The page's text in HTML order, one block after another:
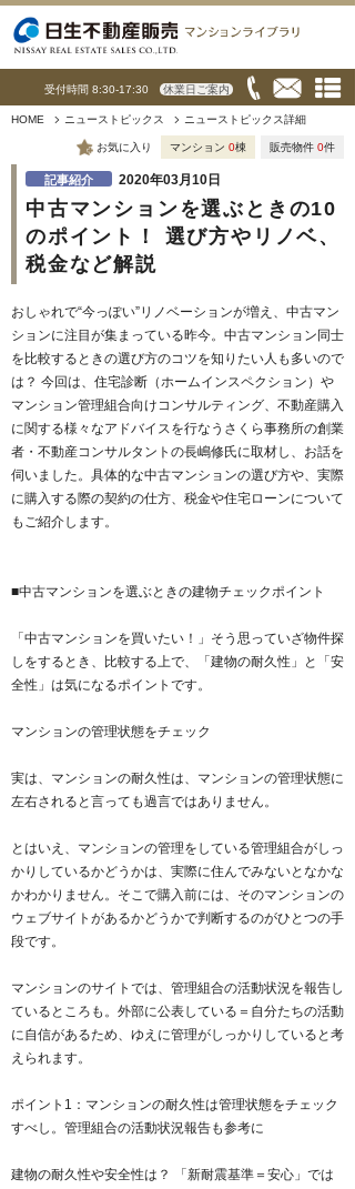
受付時間 8:30-17:30 休業日ご案内
HOME ニューストピックス ニューストピックス詳細
お気に入り マンション 0棟 販売物件 0件
記事紹介 2020年03月10日
中古マンションを選ぶときの10
のポイント！ 選び方やリノベ、
税金など解説
おしゃれで“今っぽい”リノベーションが増え、中古マン
ションに注目が集まっている昨今。中古マンション同士
を比較するときの選び方のコツを知りたい人も多いので
は？ 今回は、住宅診断（ホームインスペクション）や
マンション管理組合向けコンサルティング、不動産購入
に関する様々なアドバイスを行なうさくら事務所の創業
者・不動産コンサルタントの長嶋修氏に取材し、お話を
伺いました。具体的な中古マンションの選び方や、実際
に購入する際の契約の仕方、税金や住宅ローンについて
もご紹介します。
■中古マンションを選ぶときの建物チェックポイント
「中古マンションを買いたい！」そう思っていざ物件探
しをするとき、比較する上で、「建物の耐久性」と「安
全性」は気になるポイントです。
マンションの管理状態をチェック
実は、マンションの耐久性は、マンションの管理状態に
左右されると言っても過言ではありません。
とはいえ、マンションの管理をしている管理組合がしっ
かりしているかどうかは、実際に住んでみないとなかな
かわかりません。そこで購入前には、そのマンションの
ウェブサイトがあるかどうかで判断するのがひとつの手
段です。
マンションのサイトでは、管理組合の活動状況を報告し
ているところも。外部に公表している＝自分たちの活動
に自信があるため、ゆえに管理がしっかりしていると考
えられます。
ポイント1：マンションの耐久性は管理状態をチェック
すべし。管理組合の活動状況報告も参考に
建物の耐久性や安全性は？ 「新耐震基準＝安心」では